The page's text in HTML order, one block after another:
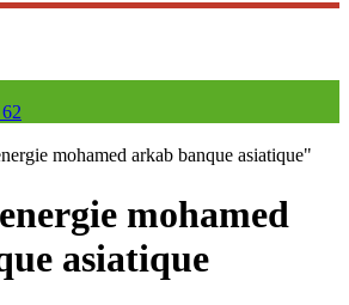
mohamed arkab banque asiatique"
energie mohamed
asiatique